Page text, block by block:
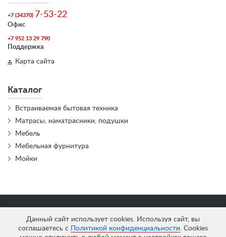
Данный сайт использует cookies. Используя сайт, вы
соглашаетесь с
Политикой конфиденциальности. Cookies
+7 (34370) 7-53-22
Офис
+7 952 13 29 790
Поддержка
Карта сайта
Каталог
Встраиваемая бытовая техника
Матрасы, наматрасники, подушки
Мебель
Мебельная фурнитура
Мойки